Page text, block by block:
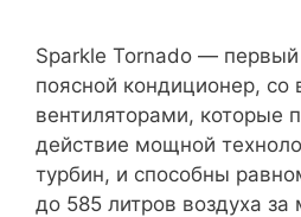
Sparkle Tornado —
поясной кондиционер, со
вентиляторами, которые
действие мощной
турбин, и способны
до 585 литров воздуха за